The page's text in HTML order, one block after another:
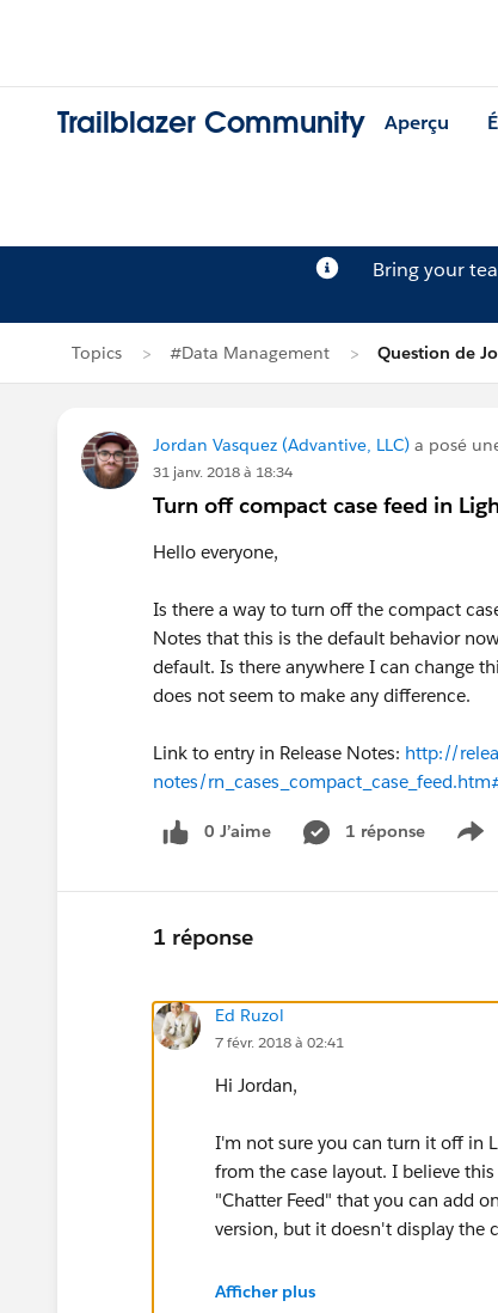
Trailblazer Community Aperçu
Bring your
Topics #Data Management Question de
Jordan Vasquez (Advantive, LLC) a posé
31 janv. 2018 à 18:34
Turn off compact case feed in
Hello everyone,
Is there a way to turn off the compact
Notes that this is the default behavior
default. Is there anywhere I can change
does not seem to make any difference.
Link to entry in Release Notes: http://
notes/
0 J’aime 1 réponse
1 réponse
Ed Ruzol
7 févr. 2018 à 02:41
Hi Jordan,
I'm not sure you can turn it off in
from the case layout. I believe
"Chatter Feed" that you can add
version, but it doesn't display the
Thanks!
Afficher plus